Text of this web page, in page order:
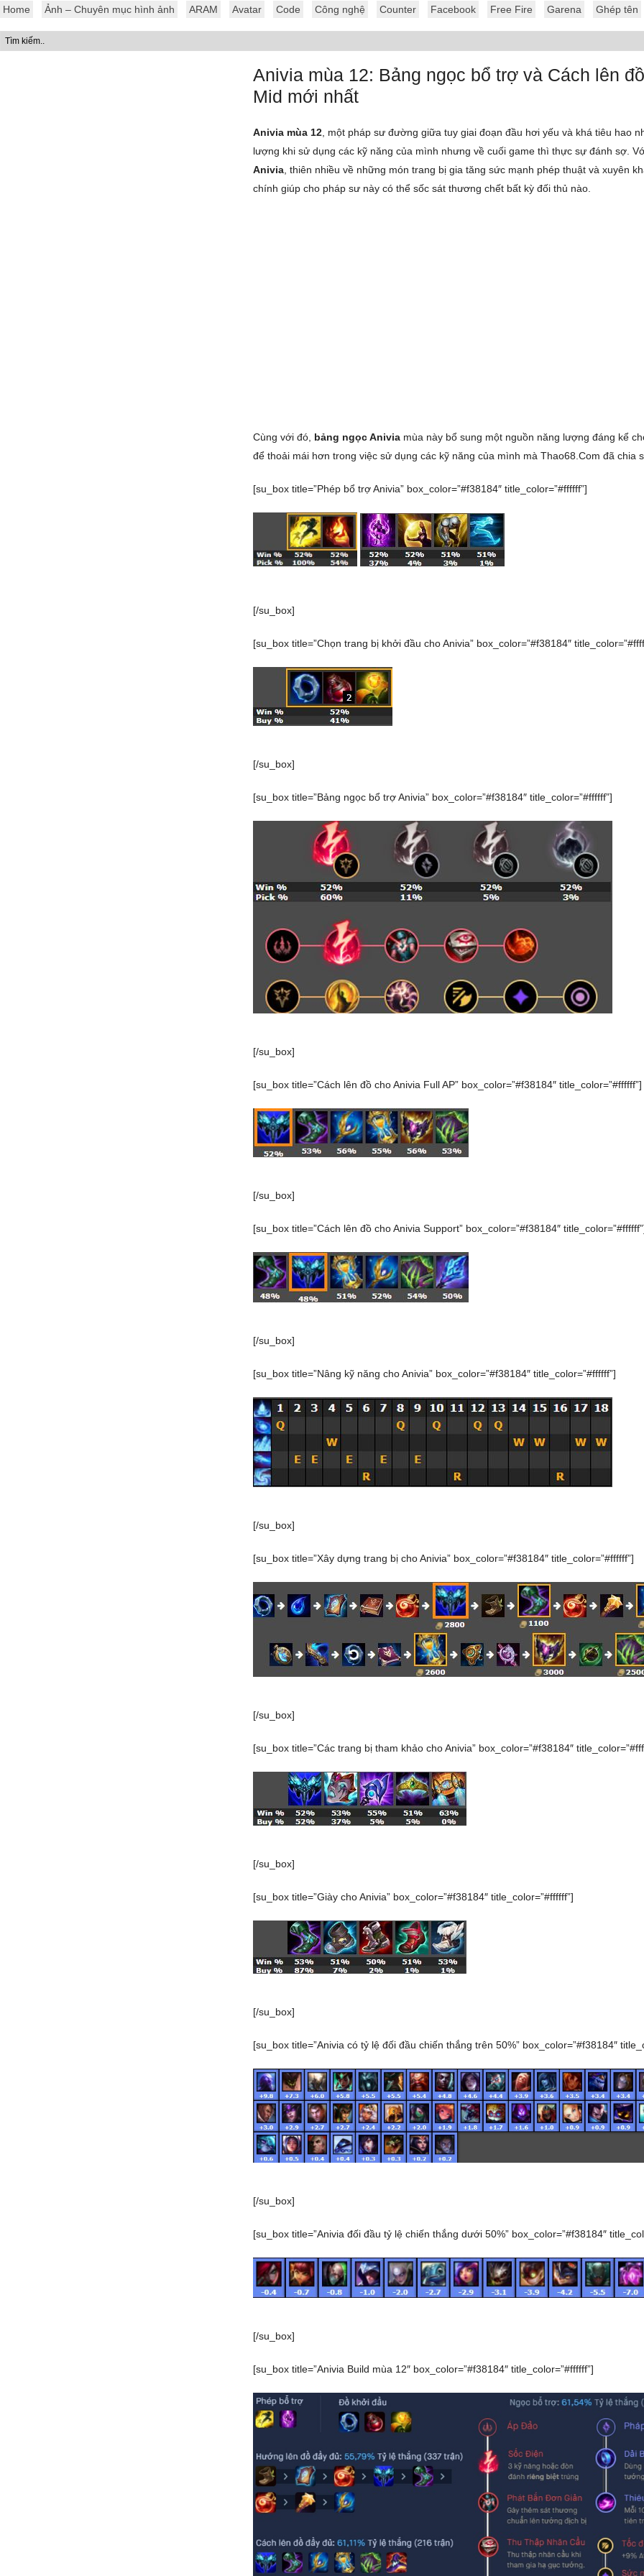
Home Ảnh – Chuyên mục hình ảnh ARAM Avatar Code Công nghệ Counter Facebook Free Fire Garena Ghép tên
Anivia mùa 12: Bảng ngọc bổ trợ và Cách lên
Mid mới nhất
Anivia mùa 12 , một pháp sư đường giữa tuy giai đoạn đầu hơi yếu và khá tiêu hao
lượng khi sử dụng các kỹ năng của mình nhưng về cuối game thì thực sự đánh sợ.
Anivia , thiên nhiều về những món trang bị gia tăng sức mạnh phép thuật và xuyên
chính giúp cho pháp sư này có thể sốc sát thương chết bất kỳ đối thủ nào.
Cùng với đó, bảng ngọc Anivia mùa này bổ sung một nguồn năng lượng đáng kể
để thoải mái hơn trong việc sử dụng các kỹ năng của mình mà Thao68.Com đã chia
[su_box title=”Phép bổ trợ Anivia” box_color=”#f38184″ title_color=”#ffffff”]
[/su_box]
[su_box title=”Chọn trang bị khởi đầu cho Anivia” box_color=”#f38184″
[/su_box]
[su_box title=”Bảng ngọc bổ trợ Anivia” box_color=”#f38184″ title_color=”#ffffff”]
[/su_box]
[su_box title=”Cách lên đồ cho Anivia Full AP” box_color=”#f38184″ title_color=”#ffffff”]
[/su_box]
[su_box title=”Cách lên đồ cho Anivia Support” box_color=”#f38184″
[/su_box]
[su_box title=”Nâng kỹ năng cho Anivia” box_color=”#f38184″ title_color=”#ffffff”]
[/su_box]
[su_box title=”Xây dựng trang bị cho Anivia” box_color=”#f38184″ title_color=”#ffffff”]
[/su_box]
[su_box title=”Các trang bị tham khảo cho Anivia” box_color=”#f38184″
[/su_box]
[su_box title=”Giày cho Anivia” box_color=”#f38184″ title_color=”#ffffff”]
[/su_box]
[su_box title=”Anivia có tỷ lệ đối đầu chiến thắng trên 50%” box_color=”#f38184″
[/su_box]
[su_box title=”Anivia đối đầu tỷ lệ chiến thắng dưới 50%” box_color=”#f38184″
[/su_box]
[su_box title=”Anivia Build mùa 12″ box_color=”#f38184″ title_color=”#ffffff”]